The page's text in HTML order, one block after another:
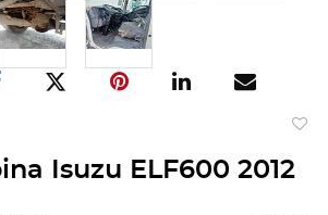
Isuzu ELF600 2012